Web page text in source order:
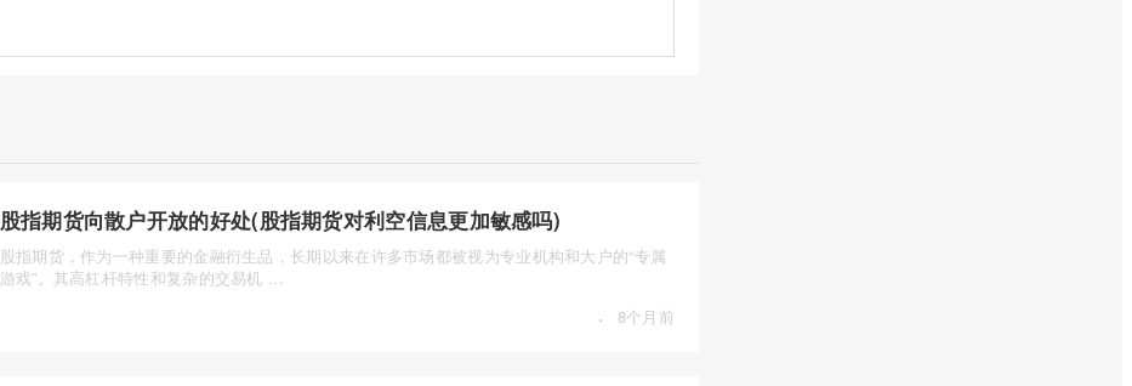
股指期货向散户开放的好处(股指期货对利空信息更加敏感吗)
股指期货，作为一种重要的金融衍生品，长期以来在许多市场都被视为专业机构和大户的“专属
游戏”。其高杠杆特性和复杂的交易机 ...
· 8个月前